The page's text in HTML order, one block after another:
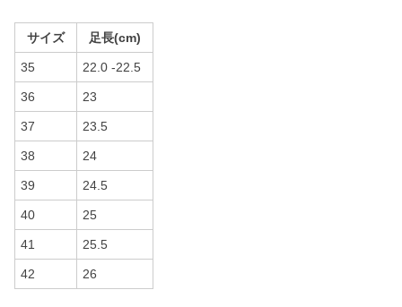
サイズ 足長(cm)
35 22.0 -22.5
36 23
37 23.5
38 24
39 24.5
40 25
41 25.5
42 26